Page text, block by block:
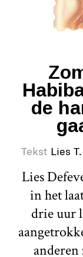
de
Tekst Lies
Lies
in het
drie uur